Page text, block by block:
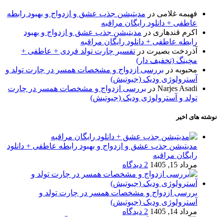
فهیمه غلامی در مدیتیشن جذب عشق و ازدواج و بهبود رابطه
عاطفی + دانلود رایگان مراقبه
اکرم قندهاری در مدیتیشن جذب عشق و ازدواج و بهبود
رابطه عاطفی + دانلود رایگان مراقبه
آذردخت بصیرت در تفسیر چارت تولد فردی + عاطفی +
مچینگ (تخفیف دار)
محبوبه در بررسی ازدواج و مشخصات همسر در چارت تولد و
آسترولوژی ودیک (جیوتیش)
Narjes Asadi در بررسی ازدواج و مشخصات همسر در چارت
تولد و آسترولوژی ودیک (جیوتیش)
نوشته های اخیر
مدیتیشن جذب عشق و ازدواج و بهبود رابطه عاطفی + دانلود
رایگان مراقبه
مرداد 15, 1405
2 دیدگاه
بررسی ازدواج و مشخصات همسر در چارت تولد و
آسترولوژی ودیک (جیوتیش)
مرداد 14, 1405
2 دیدگاه